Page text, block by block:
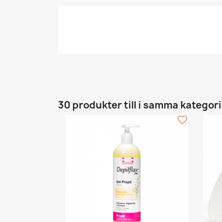
30 produkter till i samma kategori
favorite_border